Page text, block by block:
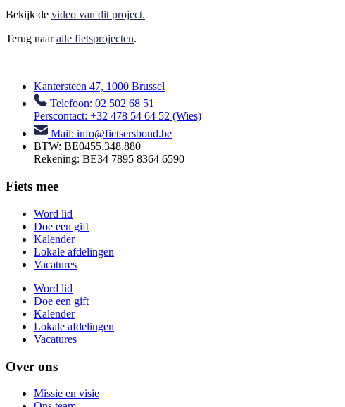
Bekijk de video van dit project.
Terug naaralle fietsprojecten.
Kantersteen 47, 1000 Brussel
Telefoon: 02 502 68 51
Perscontact: +32 478 54 64 52 (Wies)
Mail: info@fietsersbond.be
BTW: BE0455.348.880
Rekening: BE34 7895 8364 6590
Fiets mee
Word lid
Doe een gift
Kalender
Lokale afdelingen
Vacatures
Word lid
Doe een gift
Kalender
Lokale afdelingen
Vacatures
Over ons
Missie en visie